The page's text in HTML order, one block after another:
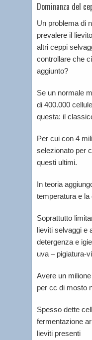
Dominanza del
Un problema di
prevalere il
altri ceppi
controllare che
aggiunto?
Se un normale
di 400.000
questa: il
Per cui con 4
selezionato per
questi ultimi.
In teoria
temperatura e la
Soprattutto
lieviti selvaggi e
detergenza e
uva – pigiatura-
Avere un
per cc di mosto
Spesso dette
fermentazione
lieviti presenti